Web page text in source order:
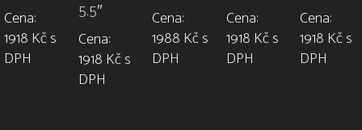
Cena:
1918 Kč s
DPH
5.5″
Cena:
1918 Kč s
DPH
Cena:
1988 Kč s
DPH
Cena:
1918 Kč s
DPH
Cena:
1918 Kč s
DPH